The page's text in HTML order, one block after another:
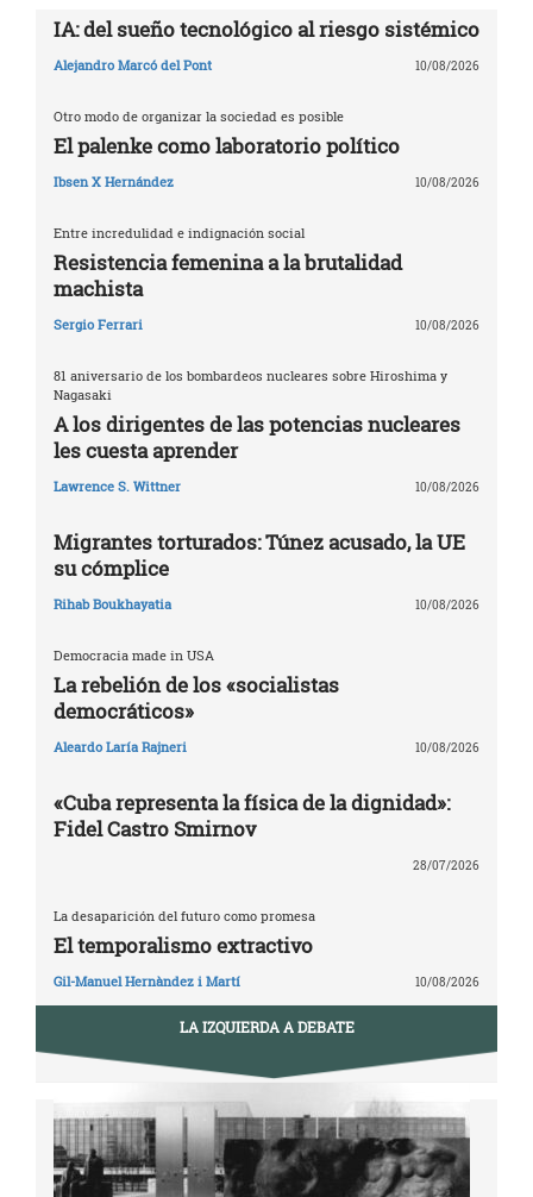
IA: del sueño tecnológico al riesgo sistémico
Alejandro Marcó del Pont 10/08/2026
Otro modo de organizar la sociedad es posible
El palenke como laboratorio político
Ibsen X Hernández 10/08/2026
Entre incredulidad e indignación social
Resistencia femenina a la brutalidad
machista
Sergio Ferrari 10/08/2026
81 aniversario de los bombardeos nucleares sobre Hiroshima y
Nagasaki
A los dirigentes de las potencias nucleares
les cuesta aprender
Lawrence S. Wittner 10/08/2026
Migrantes torturados: Túnez acusado, la UE
su cómplice
Rihab Boukhayatia 10/08/2026
Democracia made in USA
La rebelión de los «socialistas
democráticos»
Aleardo Laría Rajneri 10/08/2026
«Cuba representa la física de la dignidad»:
Fidel Castro Smirnov
28/07/2026
La desaparición del futuro como promesa
El temporalismo extractivo
Gil-Manuel Hernàndez i Martí 10/08/2026
LA IZQUIERDA A DEBATE